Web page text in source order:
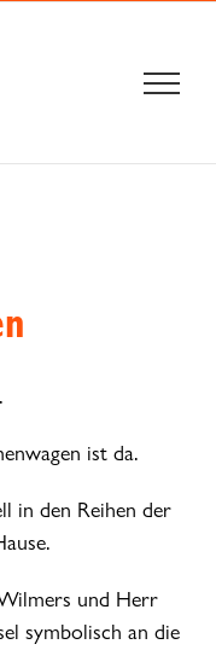
ist da.
in den Reihen der
und Herr
symbolisch an die